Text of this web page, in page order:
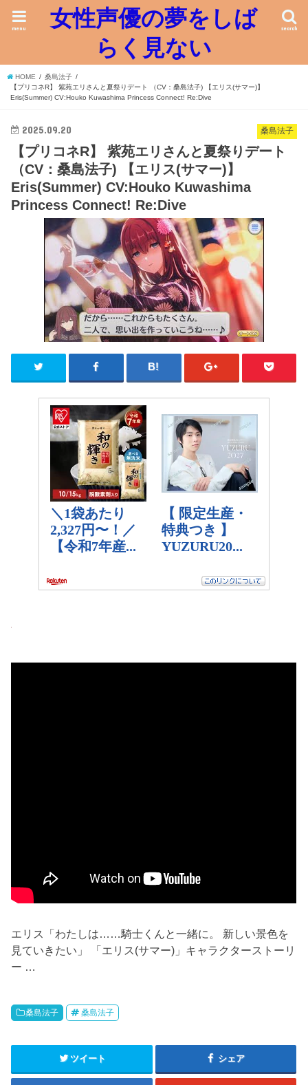
女性声優の夢をしば
らく見ない
search
menu
HOME
桑島法子
【プリコネR】 紫苑エリさんと夏祭りデート （CV：桑島法子) 【エリス(サマー)】
Eris(Summer) CV:Houko Kuwashima Princess Connect! Re:Dive
桑島法子
2025.09.20
【プリコネR】 紫苑エリさんと夏祭りデート
（CV：桑島法子) 【エリス(サマー)】
Eris(Summer) CV:Houko Kuwashima
Princess Connect! Re:Dive
エリス「わたしは……騎士くんと一緒に。 新しい景色を
見ていきたい」 「エリス(サマー)」キャラクターストーリ
ー …
桑島法子 桑島法子
ツイート シェア